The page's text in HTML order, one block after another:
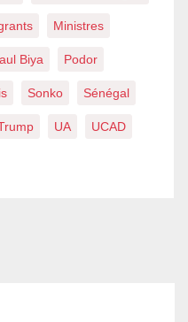
Ministres
Biya Podor
Sonko Sénégal
UA UCAD